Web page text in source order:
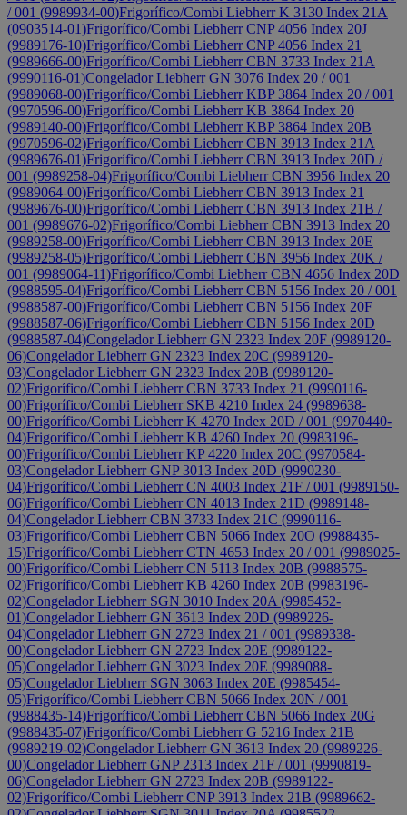
/ 001 (9989934-00)Frigorífico/Combi Liebherr K 3130 Index 21A
(0903514-01)Frigorífico/Combi Liebherr CNP 4056 Index 20J
(9989176-10)Frigorífico/Combi Liebherr CNP 4056 Index 21
(9989666-00)Frigorífico/Combi Liebherr CBN 3733 Index 21A
(9990116-01)Congelador Liebherr GN 3076 Index 20 / 001
(9989068-00)Frigorífico/Combi Liebherr KBP 3864 Index 20 / 001
(9970596-00)Frigorífico/Combi Liebherr KB 3864 Index 20
(9989140-00)Frigorífico/Combi Liebherr KBP 3864 Index 20B
(9970596-02)Frigorífico/Combi Liebherr CBN 3913 Index 21A
(9989676-01)Frigorífico/Combi Liebherr CBN 3913 Index 20D /
001 (9989258-04)Frigorífico/Combi Liebherr CBN 3956 Index 20
(9989064-00)Frigorífico/Combi Liebherr CBN 3913 Index 21
(9989676-00)Frigorífico/Combi Liebherr CBN 3913 Index 21B /
001 (9989676-02)Frigorífico/Combi Liebherr CBN 3913 Index 20
(9989258-00)Frigorífico/Combi Liebherr CBN 3913 Index 20E
(9989258-05)Frigorífico/Combi Liebherr CBN 3956 Index 20K /
001 (9989064-11)Frigorífico/Combi Liebherr CBN 4656 Index 20D
(9988595-04)Frigorífico/Combi Liebherr CBN 5156 Index 20 / 001
(9988587-00)Frigorífico/Combi Liebherr CBN 5156 Index 20F
(9988587-06)Frigorífico/Combi Liebherr CBN 5156 Index 20D
(9988587-04)Congelador Liebherr GN 2323 Index 20F (9989120-
06)Congelador Liebherr GN 2323 Index 20C (9989120-
03)Congelador Liebherr GN 2323 Index 20B (9989120-
02)Frigorífico/Combi Liebherr CBN 3733 Index 21 (9990116-
00)Frigorífico/Combi Liebherr SKB 4210 Index 24 (9989638-
00)Frigorífico/Combi Liebherr K 4270 Index 20D / 001 (9970440-
04)Frigorífico/Combi Liebherr KB 4260 Index 20 (9983196-
00)Frigorífico/Combi Liebherr KP 4220 Index 20C (9970584-
03)Congelador Liebherr GNP 3013 Index 20D (9990230-
04)Frigorífico/Combi Liebherr CN 4003 Index 21F / 001 (9989150-
06)Frigorífico/Combi Liebherr CN 4013 Index 21D (9989148-
04)Congelador Liebherr CBN 3733 Index 21C (9990116-
03)Frigorífico/Combi Liebherr CBN 5066 Index 20O (9988435-
15)Frigorífico/Combi Liebherr CTN 4653 Index 20 / 001 (9989025-
00)Frigorífico/Combi Liebherr CN 5113 Index 20B (9988575-
02)Frigorífico/Combi Liebherr KB 4260 Index 20B (9983196-
02)Congelador Liebherr SGN 3010 Index 20A (9985452-
01)Congelador Liebherr GN 3613 Index 20D (9989226-
04)Congelador Liebherr GN 2723 Index 21 / 001 (9989338-
00)Congelador Liebherr GN 2723 Index 20E (9989122-
05)Congelador Liebherr GN 3023 Index 20E (9989088-
05)Congelador Liebherr SGN 3063 Index 20E (9985454-
05)Frigorífico/Combi Liebherr CBN 5066 Index 20N / 001
(9988435-14)Frigorífico/Combi Liebherr CBN 5066 Index 20G
(9988435-07)Frigorífico/Combi Liebherr G 5216 Index 21B
(9989219-02)Congelador Liebherr GN 3613 Index 20 (9989226-
00)Congelador Liebherr GNP 2313 Index 21F / 001 (9990819-
06)Congelador Liebherr GN 2723 Index 20B (9989122-
02)Frigorífico/Combi Liebherr CNP 3913 Index 21B (9989662-